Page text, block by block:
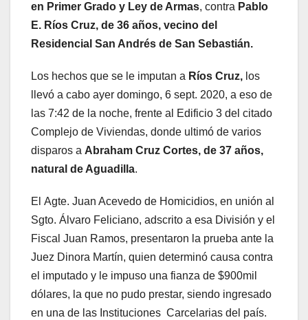
en Primer Grado y Ley de Armas, contra Pablo
E. Ríos Cruz, de 36 años, vecino del
Residencial San Andrés de San Sebastián.
Los hechos que se le imputan a Ríos Cruz, los
llevó a cabo ayer domingo, 6 sept. 2020, a eso de
las 7:42 de la noche, frente al Edificio 3 del citado
Complejo de Viviendas, donde ultimó de varios
disparos a Abraham Cruz Cortes, de 37 años,
natural de Aguadilla.
El Agte. Juan Acevedo de Homicidios, en unión al
Sgto. Álvaro Feliciano, adscrito a esa División y el
Fiscal Juan Ramos, presentaron la prueba ante la
Juez Dinora Martín, quien determinó causa contra
el imputado y le impuso una fianza de $900mil
dólares, la que no pudo prestar, siendo ingresado
en una de las Instituciones Carcelarias del país.